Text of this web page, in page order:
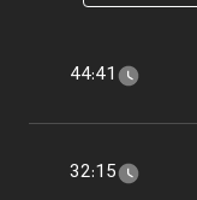
44:41
32:15